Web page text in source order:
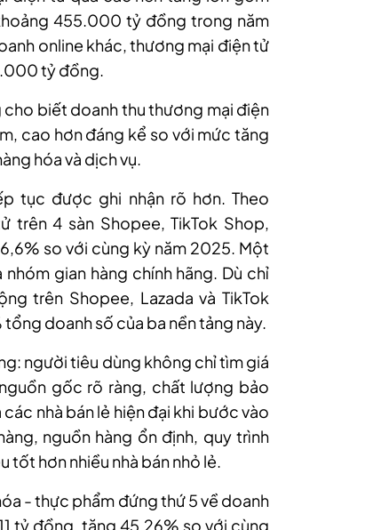
455.000 tỷ đồng trong năm
online khác, thương mại điện tử
tỷ đồng.
biết doanh thu thương mại điện
cao hơn đáng kể so với mức tăng
hóa và dịch vụ.
tục được ghi nhận rõ hơn. Theo
4 sàn Shopee, TikTok Shop,
so với cùng kỳ năm 2025. Một
gian hàng chính hãng. Dù chỉ
trên Shopee, Lazada và TikTok
doanh số của ba nền tảng này.
người tiêu dùng không chỉ tìm giá
gốc rõ ràng, chất lượng bảo
nhà bán lẻ hiện đại khi bước vào
nguồn hàng ổn định, quy trình
tốt hơn nhiều nhà bán nhỏ lẻ.
- thực phẩm đứng thứ 5 về doanh
tỷ đồng, tăng 45,26% so với cùng